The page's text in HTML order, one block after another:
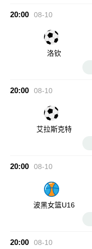
20:00 08-10
洛钦
20:00 08-10
艾拉斯克特
20:00 08-10
波黑女篮U16
20:00 08-10